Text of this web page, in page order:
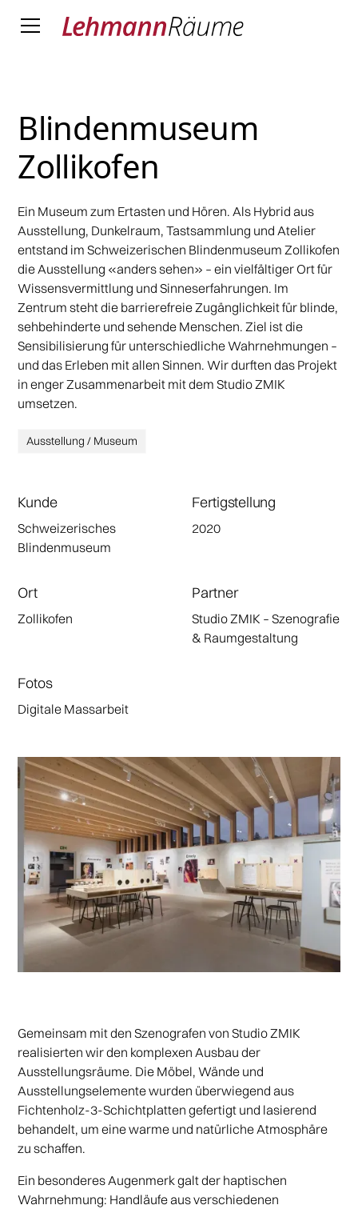
Blindenmuseum
Zollikofen
Ein Museum zum Ertasten und Hören. Als Hybrid aus
Ausstellung, Dunkelraum, Tastsammlung und Atelier
entstand im Schweizerischen Blindenmuseum Zollikofen
die Ausstellung «anders sehen» – ein vielfältiger Ort für
Wissensvermittlung und Sinneserfahrungen. Im
Zentrum steht die barrierefreie Zugänglichkeit für blinde,
sehbehinderte und sehende Menschen. Ziel ist die
Sensibilisierung für unterschiedliche Wahrnehmungen –
und das Erleben mit allen Sinnen. Wir durften das Projekt
in enger Zusammenarbeit mit dem Studio ZMIK
umsetzen.
Ausstellung / Museum
Kunde
Schweizerisches
Blindenmuseum
Fertigstellung
2020
Ort
Zollikofen
Partner
Studio ZMIK – Szenografie
& Raumgestaltung
Fotos
Digitale Massarbeit
Gemeinsam mit den Szenografen von Studio ZMIK
realisierten wir den komplexen Ausbau der
Ausstellungsräume. Die Möbel, Wände und
Ausstellungselemente wurden überwiegend aus
Fichtenholz-3-Schichtplatten gefertigt und lasierend
behandelt, um eine warme und natürliche Atmosphäre
zu schaffen.
Ein besonderes Augenmerk galt der haptischen
Wahrnehmung: Handläufe aus verschiedenen